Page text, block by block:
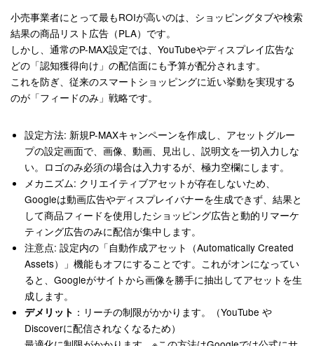
小売事業者にとって最もROIが高いのは、ショッピングタブや検索
結果の商品リスト広告（PLA）です。
しかし、通常のP-MAX設定では、YouTubeやディスプレイ広告な
どの「認知獲得向け」の配信面にも予算が配分されます。
これを防ぎ、従来のスマートショッピングに近い挙動を実現する
のが「フィードのみ」戦略です。
設定方法: 新規P-MAXキャンペーンを作成し、アセットグルー
プの設定画面で、 画像、動画、見出し、説明文を一切入力しな
い。ロゴのみ必須の場合は入力するが、極力空欄にします。
メカニズム: クリエイティブアセットが存在しないため、
Googleは動画広告やディスプレイバナーを生成できず、結果と
して商品フィードを使用したショッピング広告と動的リマーケ
ティング広告のみに配信が集中します。
注意点: 設定内の「自動作成アセット（Automatically Created
Assets）」機能もオフにすることです。これがオンになってい
ると、Googleがサイトから画像を勝手に抽出してアセットを生
成します。
デメリット ：リーチの制限がかかります。（YouTube や
Discoverに配信されなくなるため）